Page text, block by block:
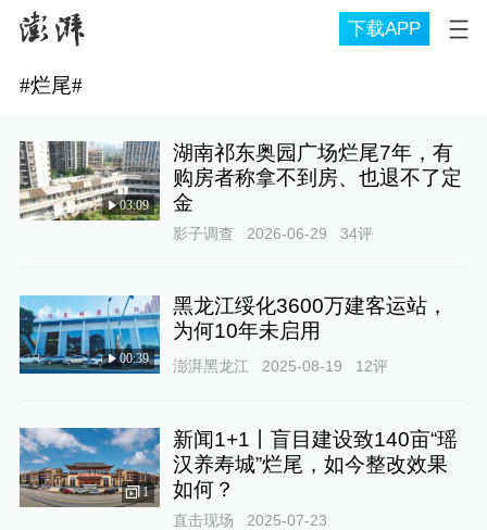
下载APP
#烂尾#
03:09
湖南祁东奥园广场烂尾7年，有
购房者称拿不到房、也退不了定
金
影子调查 2026-06-29 34评
00:39
黑龙江绥化3600万建客运站，
为何10年未启用
澎湃黑龙江 2025-08-19 12评
1
新闻1+1丨盲目建设致140亩“瑶
汉养寿城”烂尾，如今整改效果
如何？
直击现场 2025-07-23